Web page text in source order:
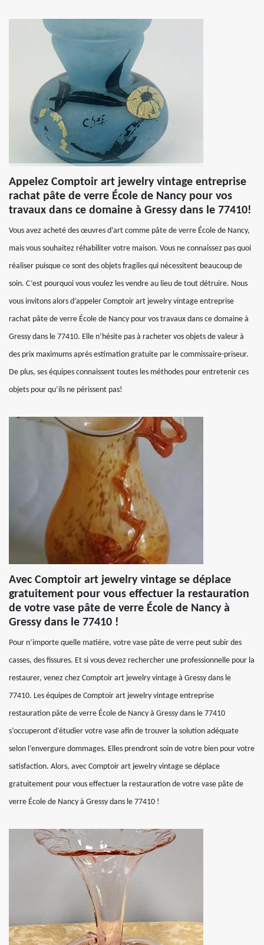
Appelez Comptoir art jewelry vintage entreprise
rachat pâte de verre École de Nancy pour vos
travaux dans ce domaine à Gressy dans le 77410!
Vous avez acheté des œuvres d’art comme pâte de verre École de Nancy,
mais vous souhaitez réhabiliter votre maison. Vous ne connaissez pas quoi
réaliser puisque ce sont des objets fragiles qui nécessitent beaucoup de
soin. C’est pourquoi vous voulez les vendre au lieu de tout détruire. Nous
vous invitons alors d’appeler Comptoir art jewelry vintage entreprise
rachat pâte de verre École de Nancy pour vos travaux dans ce domaine à
Gressy dans le 77410. Elle n’hésite pas à racheter vos objets de valeur à
des prix maximums après estimation gratuite par le commissaire-priseur.
De plus, ses équipes connaissent toutes les méthodes pour entretenir ces
objets pour qu’ils ne périssent pas!
Avec Comptoir art jewelry vintage se déplace
gratuitement pour vous effectuer la restauration
de votre vase pâte de verre École de Nancy à
Gressy dans le 77410 !
Pour n’importe quelle matière, votre vase pâte de verre peut subir des
casses, des fissures. Et si vous devez rechercher une professionnelle pour la
restaurer, venez chez Comptoir art jewelry vintage à Gressy dans le
77410. Les équipes de Comptoir art jewelry vintage entreprise
restauration pâte de verre École de Nancy à Gressy dans le 77410
s’occuperont d’étudier votre vase afin de trouver la solution adéquate
selon l’envergure dommages. Elles prendront soin de votre bien pour votre
satisfaction. Alors, avec Comptoir art jewelry vintage se déplace
gratuitement pour vous effectuer la restauration de votre vase pâte de
verre École de Nancy à Gressy dans le 77410 !